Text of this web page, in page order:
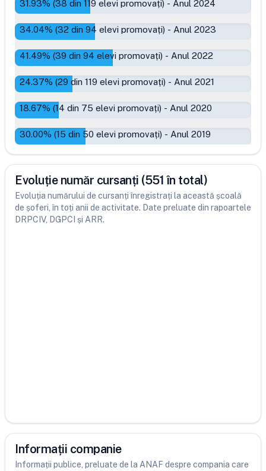
31.93% (38 din 119 elevi promovați) - Anul 2024
34.04% (32 din 94 elevi promovați) - Anul 2023
41.49% (39 din 94 elevi promovați) - Anul 2022
24.37% (29 din 119 elevi promovați) - Anul 2021
18.67% (14 din 75 elevi promovați) - Anul 2020
30.00% (15 din 50 elevi promovați) - Anul 2019
Evoluție număr cursanți (551 în total)
Evoluția numărului de cursanți înregistrați la această școală
de șoferi, în toți anii de activitate. Date preluate din rapoartele
DRPCIV, DGPCI și ARR.
Informații companie
Informații publice, preluate de la ANAF despre compania care